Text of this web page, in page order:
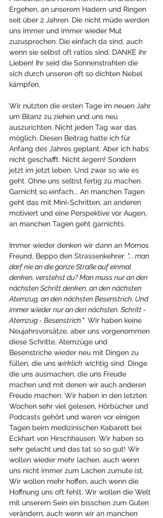
Ergehen, an unserem Hadern und Ringen
seit über 2 Jahren. Die nicht müde werden
uns immer und immer wieder Mut
zuzusprechen. Die einfach da sind, auch
wenn sie selbst oft ratlos sind. DANKE ihr
Lieben! Ihr seid die Sonnenstrahlen die
sich durch unseren oft so dichten Nebel
kämpfen.
Wir nutzten die ersten Tage im neuen Jahr
um Bilanz zu ziehen und uns neu
auszurichten. Nicht jeden Tag war das
möglich. Diesen Beitrag hatte ich für
Anfang des Jahres geplant. Aber ich habs
nicht geschafft. Nicht ärgern! Sondern
jetzt im jetzt leben. Und zwar so wie es
geht. Ohne uns selbst fertig zu machen.
Garnicht so einfach... An manchen Tagen
geht das mit Mini-Schritten, an anderen
motiviert und eine Perspektive vor Augen,
an manchen Tagen geht garnichts.
Immer wieder denken wir dann an Momos
Freund, Beppo den Strassenkehrer. "... man
darf nie an die ganze Straße auf einmal
denken, verstehst du? Man muss nur an den
nächsten Schritt denken, an den nächsten
Atemzug, an den nächsten Besenstrich. Und
immer wieder nur an den nächsten. Schritt -
Atemzug - Besenstrich." Wir haben keine
Neujahrsvorsätze, aber uns vorgenommen
diese Schritte, Atemzüge und
Besenstriche wieder neu mit Dingen zu
füllen, die uns wirklich wichtig sind. Dinge
die uns ausmachen, die uns Freude
machen und mit denen wir auch anderen
Freude machen. Wir haben in den letzten
Wochen sehr viel gelesen, Hörbücher und
Podcasts gehört und waren vor einigen
Tagen beim medizinischen Kabarett bei
Eckhart von Hirschhausen. Wir haben so
sehr gelacht und das tat so so gut! Wir
wollen wieder mehr lachen, auch wenn
uns nicht immer zum Lachen zumute ist.
Wir wollen mehr hoffen, auch wenn die
Hoffnung uns oft fehlt. Wir wollen die Welt
mit unserem Sein ein bisschen zum Guten
verändern, auch wenn wir an manchen